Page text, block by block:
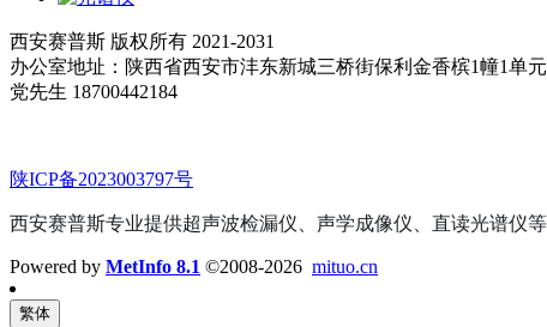
西安赛普斯 版权所有 2021-2031
办公室地址：陕西省西安市沣东新城三桥街保利金香槟1幢1单
党先生 18700442184
陕ICP备2023003797号
西安赛普斯专业提供超声波检漏仪、声学成像仪、直读光谱仪
Powered by MetInfo 8.1 ©2008-2026 mituo.cn
繁体